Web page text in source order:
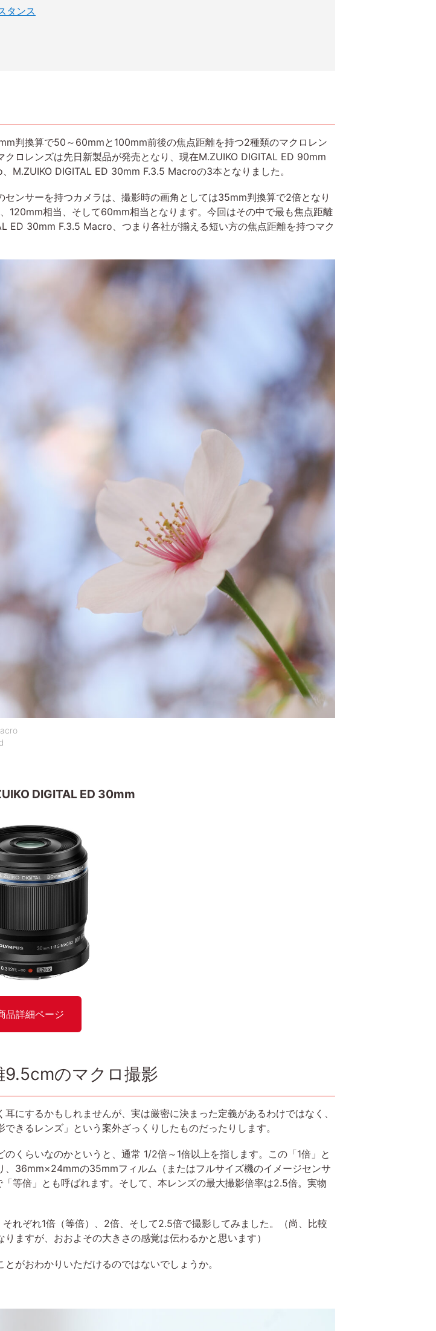
タンス
判換算で50～60mmと100mm前後の焦点距離を持つ2種類のマクロレン
ロレンズは先日新製品が発売となり、現在M.ZUIKO DIGITAL ED 90mm
M.ZUIKO DIGITAL ED 30mm F.3.5 Macroの3本となりました。
ンサーを持つカメラは、撮影時の画角としては35mm判換算で2倍となり
120mm相当、そして60mm相当となります。今回はその中で最も焦点距離
ED 30mm F.3.5 Macro、つまり各社が揃える短い方の焦点距離を持つマク
DIGITAL ED 30mm
品詳細ページ
9.5cmのマクロ撮影
にするかもしれませんが、実は厳密に決まった定義があるわけではなく、
きるレンズ」という案外ざっくりしたものだったりします。
くらいなのかというと、通常 1/2倍～1倍以上を指します。この「1倍」と
、36mm×24mmの35mmフィルム（またはフルサイズ機のイメージセンサ
等倍」とも呼ばれます。そして、本レンズの最大撮影倍率は2.5倍。実物
れぞれ1倍（等倍）、2倍、そして2.5倍で撮影してみました。（尚、比較
ますが、おおよその大きさの感覚は伝わるかと思います）
がおわかりいただけるのではないでしょうか。